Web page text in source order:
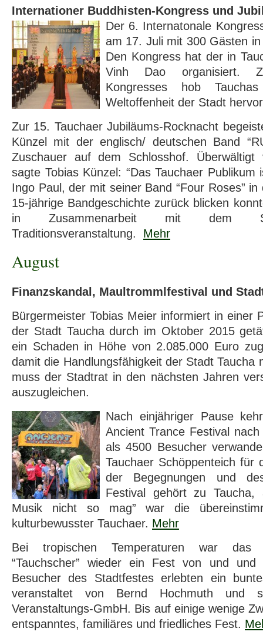
Internationer Buddhisten-Kongress und
Der 6. Internatonale
am 17. Juli mit 300 Gästen
Den Kongress hat der in
Vinh Dao organisiert.
Kongresses hob
Weltoffenheit der Stadt
Zur 15. Tauchaer Jubiläums-Rocknacht
Künzel mit der englisch/ deutschen Band
Zuschauer auf dem Schlosshof. Überwältigt
sagte Tobias Künzel: “Das Tauchaer Publikum
Ingo Paul, der mit seiner Band “Four Roses”
15-jährige Bandgeschichte zurück blicken
in Zusammenarbeit mit dem
Traditionsveranstaltung. Mehr
August
Finanzskandal, Maultrommlfestival und
Bürgermeister Tobias Meier informiert in einer
der Stadt Taucha durch im Oktober 2015
ein Schaden in Höhe von 2.085.000 Euro
damit die Handlungsfähigkeit der Stadt Taucha
muss der Stadtrat in den nächsten Jahren
auszugleichen.
Nach einjähriger Pause
Ancient Trance Festival
als 4500 Besucher
Tauchaer Schöppenteich für
der Begegnungen und
Festival gehört zu
Musik nicht so mag” war die
kulturbewusster Tauchaer. Mehr
Bei tropischen Temperaturen war das
“Tauchscher” wieder ein Fest von und
Besucher des Stadtfestes erlebten ein
veranstaltet von Bernd Hochmuth und
Veranstaltungs-GmbH. Bis auf einige wenige
entspanntes, familiäres und friedliches Fest.